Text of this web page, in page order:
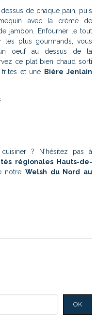
de chaque pain, puis
avec la crème de
jambon. Enfourner le tout
les plus gourmands, vous
un oeuf au dessus de la
ce plat bien chaud sorti
et une
Bière Jenlain
? N'hésitez pas à
régionales Hauts-de-
notre Welsh du Nord au
OK